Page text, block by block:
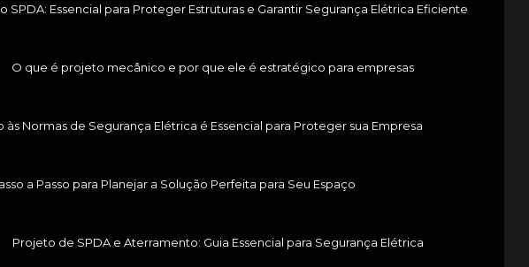
SPDA: Essencial para Proteger Estruturas e Garantir Segurança Elétrica Eficiente
O que é projeto mecânico e por que ele é estratégico para empresas
Normas de Segurança Elétrica é Essencial para Proteger sua Empresa
a Passo para Planejar a Solução Perfeita para Seu Espaço
Projeto de SPDA e Aterramento: Guia Essencial para Segurança Elétrica